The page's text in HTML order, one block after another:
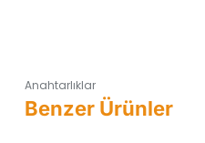
Anahtarlıklar